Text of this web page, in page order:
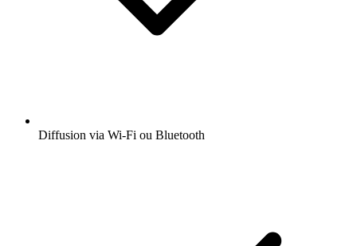
Diffusion via Wi-Fi ou Bluetooth